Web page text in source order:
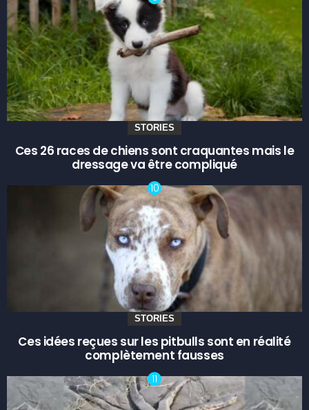
STORIES
Ces 26 races de chiens sont craquantes mais le
dressage va être compliqué
STORIES
Ces idées reçues sur les pitbulls sont en réalité
complètement fausses